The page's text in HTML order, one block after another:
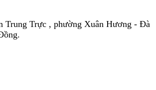
Trung Trực , phường Xuân Hương - Đà